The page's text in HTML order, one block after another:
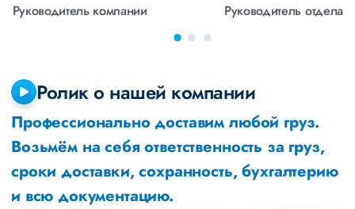
Руководитель компании Руководитель отдела
Ролик о нашей компании
Профессионально доставим любой груз.
Возьмём на себя ответственность за груз,
сроки доставки, сохранность, бухгалтерию
и всю документацию.